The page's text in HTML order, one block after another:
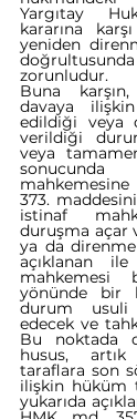
Yargıtay
kararına
yeniden
zorunludur.
Buna
davaya
edildiği veya
verildiği
veya
mahkemesine
373.
istinaf
duruşma açar
ya da direnme
açıklanan
mahkemesi
yönünde bir
durum usuli
edecek ve
Bu noktada
husus,
taraflara son
ilişkin hüküm
yukarıda